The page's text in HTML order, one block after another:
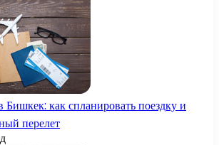
как спланировать поездку и
перелет